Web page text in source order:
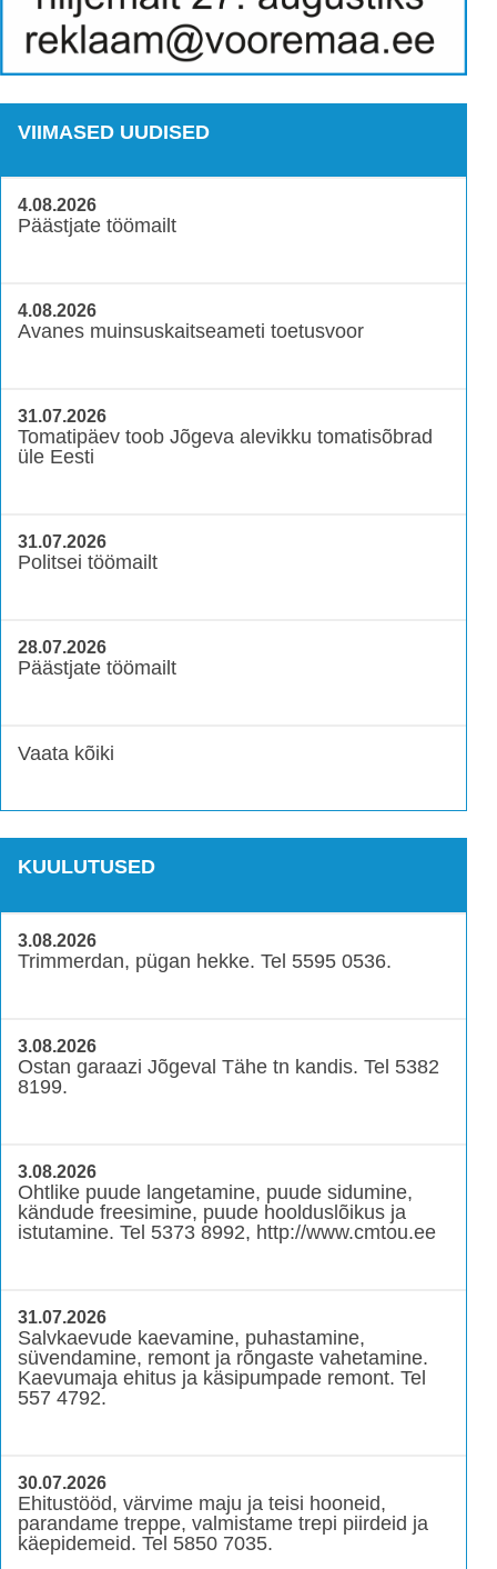
VIIMASED UUDISED
4.08.2026
Päästjate töömailt
4.08.2026
Avanes muinsuskaitseameti toetusvoor
31.07.2026
Tomatipäev toob Jõgeva alevikku tomatisõbrad
üle Eesti
31.07.2026
Politsei töömailt
28.07.2026
Päästjate töömailt
Vaata kõiki
KUULUTUSED
3.08.2026
Trimmerdan, pügan hekke. Tel 5595 0536.
3.08.2026
Ostan garaazi Jõgeval Tähe tn kandis. Tel 5382
8199.
3.08.2026
Ohtlike puude langetamine, puude sidumine,
kändude freesimine, puude hoolduslõikus ja
istutamine. Tel 5373 8992, http://www.cmtou.ee
31.07.2026
Salvkaevude kaevamine, puhastamine,
süvendamine, remont ja rõngaste vahetamine.
Kaevumaja ehitus ja käsipumpade remont. Tel
557 4792.
30.07.2026
Ehitustööd, värvime maju ja teisi hooneid,
parandame treppe, valmistame trepi piirdeid ja
käepidemeid. Tel 5850 7035.